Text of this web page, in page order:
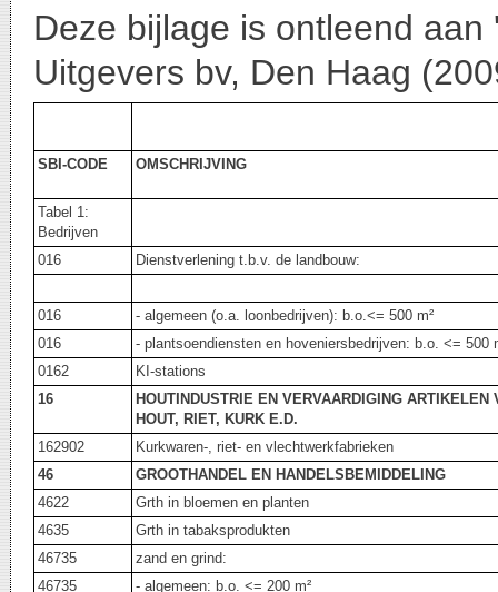
Deze bijlage is ontleend
Uitgevers bv, Den Haag
SBI-CODE OMSCHRIJVING
Tabel 1:
Bedrijven
016
Dienstverlening t.b.v. de landbouw:
016
- algemeen (o.a. loonbedrijven): b.o.<= 500 m²
016
- plantsoendiensten en hoveniersbedrijven: b.o. <= 500
0162
KI-stations
16
HOUTINDUSTRIE EN VERVAARDIGING ARTIKELEN
HOUT, RIET, KURK E.D.
162902
Kurkwaren-, riet- en vlechtwerkfabrieken
46
GROOTHANDEL EN HANDELSBEMIDDELING
4622
Grth in bloemen en planten
4635
Grth in tabaksprodukten
46735
zand en grind:
46735
- algemeen: b.o. <= 200 m²